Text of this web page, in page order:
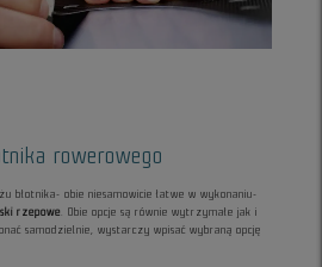
rowerowego
błotnika- obie niesamowicie łatwe w wykonaniu-
rzepowe. Obie opcje są równie wytrzymałe jak i
samodzielnie, wystarczy wpisać wybraną opcję